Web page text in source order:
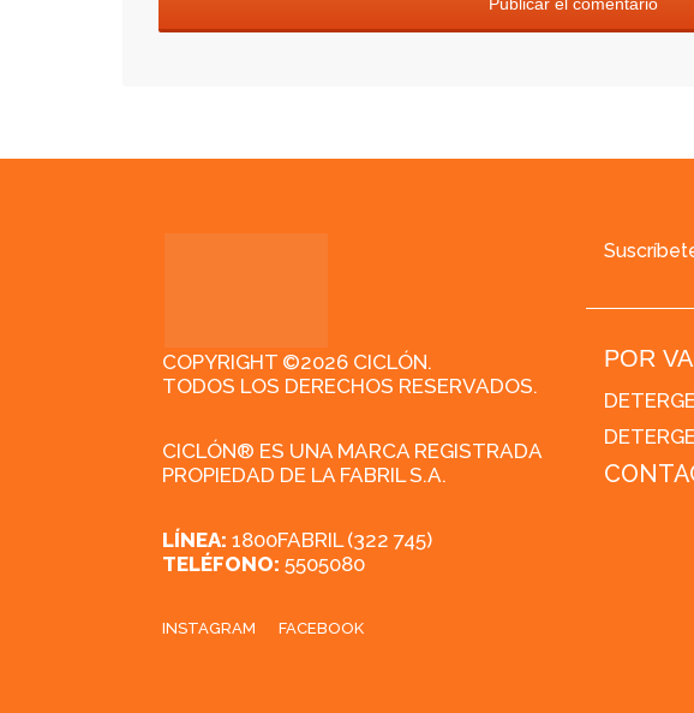
COPYRIGHT ©2026 CICLÓN.
TODOS LOS DERECHOS RESERVADOS.
CICLÓN® ES UNA MARCA REGISTRADA
PROPIEDAD DE LA FABRIL S.A.
LÍNEA: 1800FABRIL (322 745)
TELÉFONO: 5505080
INSTAGRAM FACEBOOK
POR